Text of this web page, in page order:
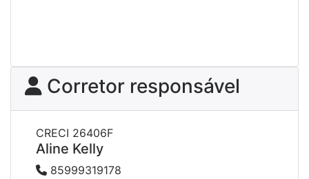
Corretor responsável
CRECI 26406F
Aline Kelly
85999319178